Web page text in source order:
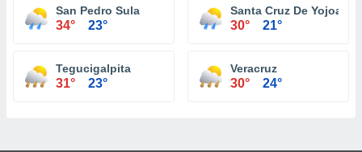
San Pedro Sula
34° 23°
Santa Cruz De Yojoa
30° 21°
Tegucigalpita
31° 23°
Veracruz
30° 24°